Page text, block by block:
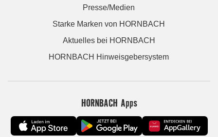
Presse/Medien
Starke Marken von HORNBACH
Aktuelles bei HORNBACH
HORNBACH Hinweisgebersystem
HORNBACH Apps